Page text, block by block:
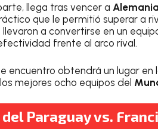
llega tras vencer a Alemania
que le permitió superar a
a convertirse en un
frente al arco rival.
encuentro obtendrá un lugar
mejores ocho equipos del
Paraguay vs.